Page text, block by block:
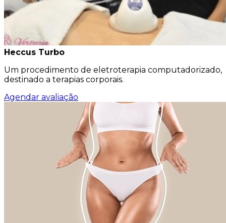
Heccus Turbo
Um procedimento de eletroterapia computadorizado,
destinado a terapias corporais.
Agendar avaliação